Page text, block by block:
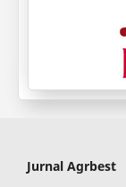
Jurnal Agrbest